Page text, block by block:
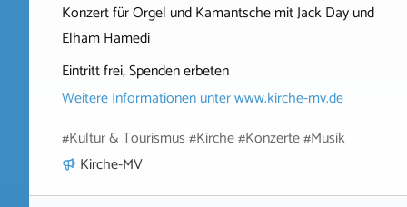
Konzert für Orgel und Kamantsche mit Jack Day und
Elham Hamedi
Eintritt frei, Spenden erbeten
Weitere Informationen unterwww.kirche-mv.de
#Kultur & Tourismus #Kirche #Konzerte #Musik
Kirche-MV